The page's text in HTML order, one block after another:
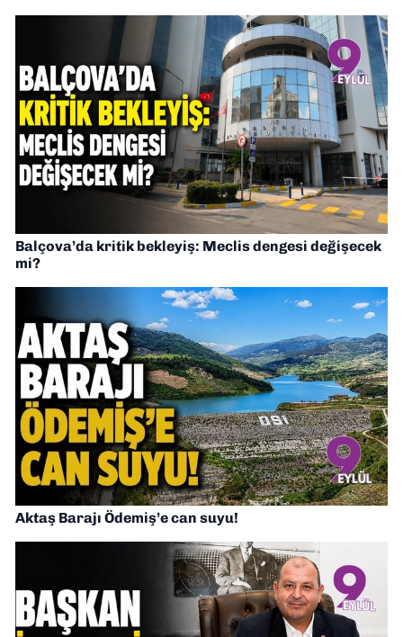
Balçova’da kritik bekleyiş: Meclis dengesi değişecek
mi?
Aktaş Barajı Ödemiş’e can suyu!